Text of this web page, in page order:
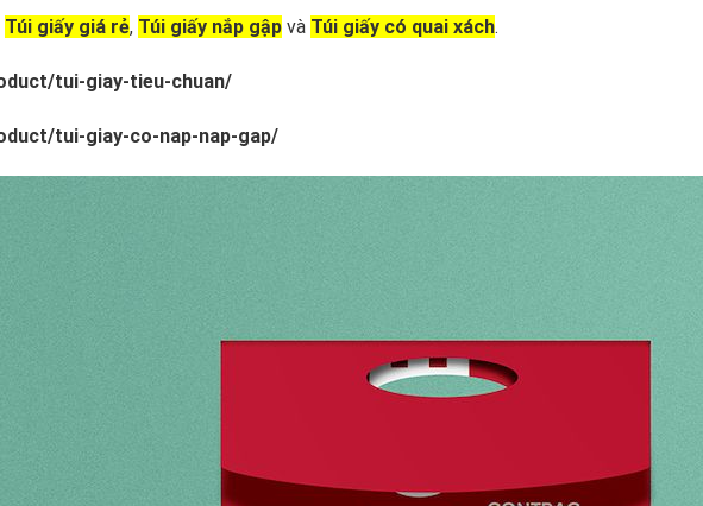
Túi giấy giá rẻ, Túi giấy nắp gập và Túi giấy có quai xách.
tui-giay-tieu-chuan/
tui-giay-co-nap-nap-gap/